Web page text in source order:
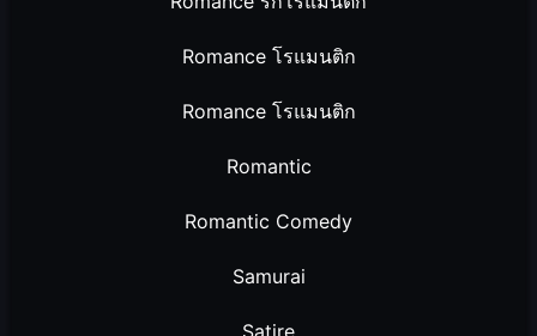
Romance โรแมนติก
Romance โรแมนติก
Romantic
Romantic Comedy
Samurai
Satire